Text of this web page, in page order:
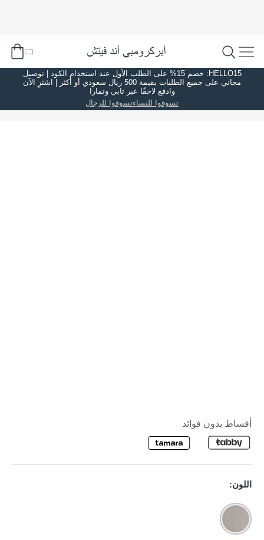
HELLO15: خصم 15% على الطلب الأول عند استخدام الكود | توصيل
مجاني على جميع الطلبات بقيمة 500 ريال سعودي أو أكثر | اشترِ الآن
وادفع لاحقًا عبر تابي وتمارا
تسوقوا للنساءتسوقوا للرجال
أقساط بدون فوائد
اللون: